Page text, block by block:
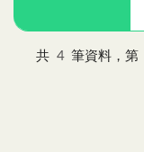
共 4 筆資料，第